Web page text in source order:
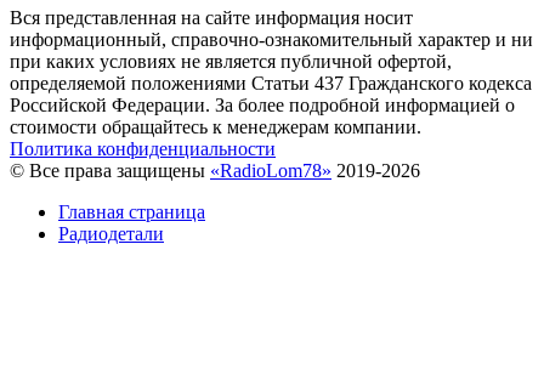
Вся представленная на сайте информация носит
информационный, справочно-ознакомительный характер и ни
при каких условиях не является публичной офертой,
определяемой положениями Статьи 437 Гражданского кодекса
Российской Федерации. За более подробной информацией о
стоимости обращайтесь к менеджерам компании.
Политика конфиденциальности
© Все права защищены «RadioLom78» 2019-2026
Главная страница
Радиодетали